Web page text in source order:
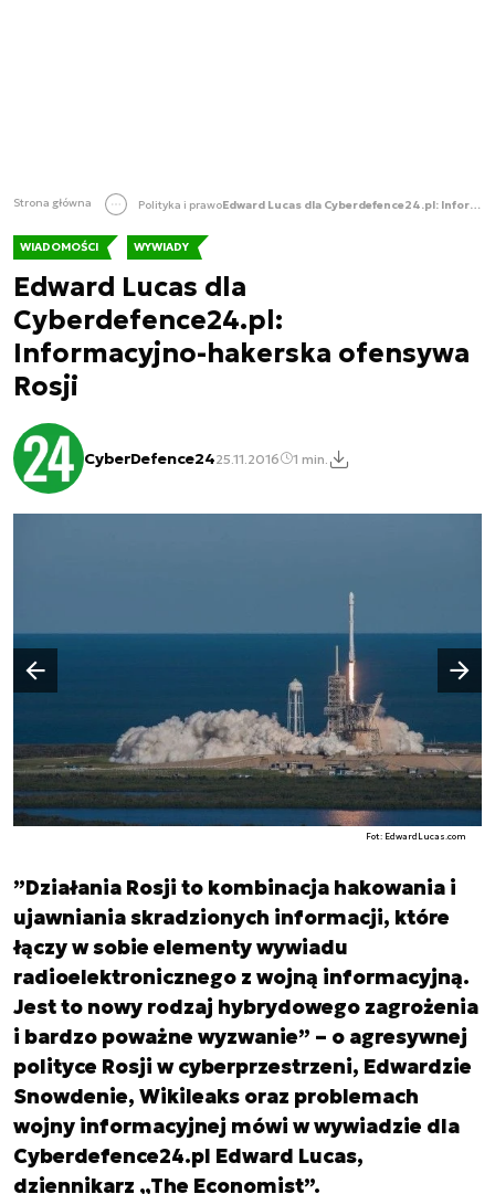
Strona główna Polityka i prawo Edward Lucas dla Cyberdefence24.pl: Informacyjno-hakerska ofensywa Rosji
WIADOMOŚCI WYWIADY
Edward Lucas dla
Cyberdefence24.pl:
Informacyjno-hakerska ofensywa
Rosji
CyberDefence2425.11.2016 1 min.
Fot: EdwardLucas.com
Poprzedni slajd
Następny slajd
”Działania Rosji to kombinacja hakowania i
ujawniania skradzionych informacji, które
łączy w sobie elementy wywiadu
radioelektronicznego z wojną informacyjną.
Jest to nowy rodzaj hybrydowego zagrożenia
i bardzo poważne wyzwanie” – o agresywnej
polityce Rosji w cyberprzestrzeni, Edwardzie
Snowdenie, Wikileaks oraz problemach
wojny informacyjnej mówi w wywiadzie dla
Cyberdefence24.pl Edward Lucas,
dziennikarz „The Economist”.